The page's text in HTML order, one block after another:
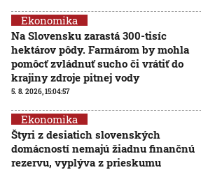
Ekonomika
Na Slovensku zarastá 300-tisíc
hektárov pôdy. Farmárom by mohla
pomôcť zvládnuť sucho či vrátiť do
krajiny zdroje pitnej vody
5. 8. 2026, 15:04:57
Ekonomika
Štyri z desiatich slovenských
domácností nemajú žiadnu finančnú
rezervu, vyplýva z prieskumu